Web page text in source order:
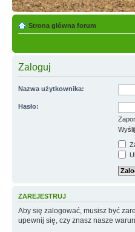
Strona główna forum
Zaloguj
Nazwa użytkownika:
Hasło:
ZAREJESTRUJ
Aby się zalogować, musisz być
upewnij się, czy znasz nasze